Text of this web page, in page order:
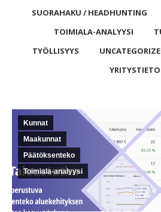
SUORAHAKU / HEADHUNTING
TOIMIALA-ANALYYSI
TYÖLLISYYS
YRITYSTIETO
Kunnat
Maakunnat
Päätöksenteko
Toimiala-analyysi